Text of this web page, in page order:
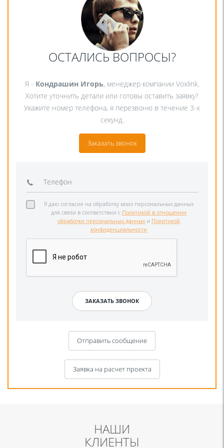
ОСТАЛИСЬ ВОПРОСЫ?
Я - Кондрашин Игорь, менеджер компании Voxlink.
Хотите уточнить детали или готовы оставить заявку?
Укажите номер телефона, я перезвоню в течение 3-х
секунд.
Заказать звонок
Я даю согласие на обработку моих персональных данных
для связи в соответствии с Политикой в отношении
обработки персональных данных и Политикой
конфиденциальности
Отправить сообщение
Заявка на расчет проекта
НАШИ
КЛИЕНТЫ